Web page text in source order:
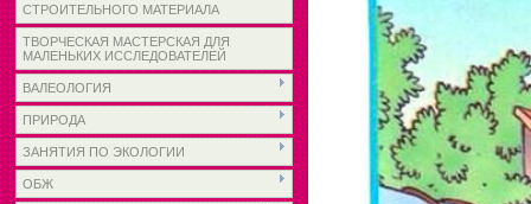
СТРОИТЕЛЬНОГО МАТЕРИАЛА
ТВОРЧЕСКАЯ МАСТЕРСКАЯ ДЛЯ
МАЛЕНЬКИХ ИССЛЕДОВАТЕЛЕЙ
ВАЛЕОЛОГИЯ
ПРИРОДА
ЗАНЯТИЯ ПО ЭКОЛОГИИ
ОБЖ